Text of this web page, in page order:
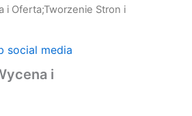
i Oferta;Tworzenie Stron i
social media
i